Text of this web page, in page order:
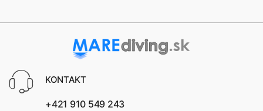
KONTAKT
+421 910 549 243